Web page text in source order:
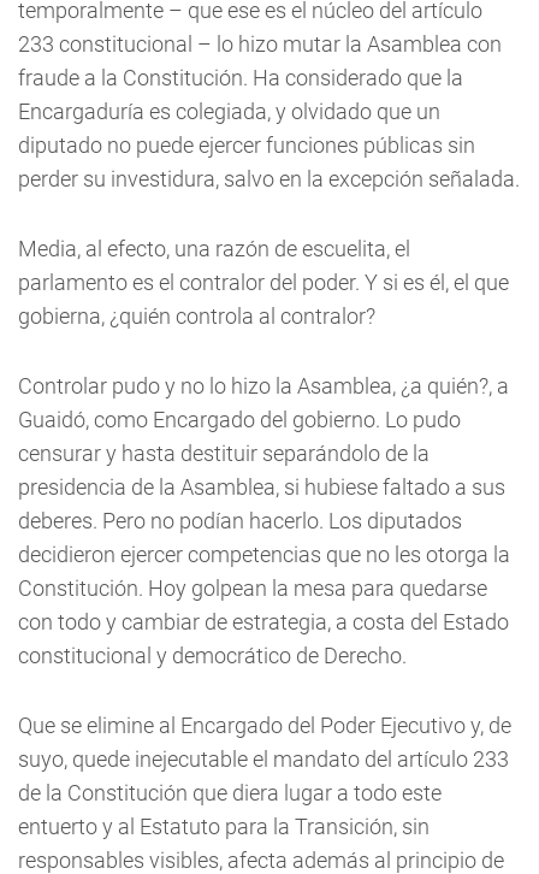
temporalmente – que ese es el núcleo del artículo
233 constitucional – lo hizo mutar la Asamblea con
fraude a la Constitución. Ha considerado que la
Encargaduría es colegiada, y olvidado que un
diputado no puede ejercer funciones públicas sin
perder su investidura, salvo en la excepción señalada.
Media, al efecto, una razón de escuelita, el
parlamento es el contralor del poder. Y si es él, el que
gobierna, ¿quién controla al contralor?
Controlar pudo y no lo hizo la Asamblea, ¿a quién?, a
Guaidó, como Encargado del gobierno. Lo pudo
censurar y hasta destituir separándolo de la
presidencia de la Asamblea, si hubiese faltado a sus
deberes. Pero no podían hacerlo. Los diputados
decidieron ejercer competencias que no les otorga la
Constitución. Hoy golpean la mesa para quedarse
con todo y cambiar de estrategia, a costa del Estado
constitucional y democrático de Derecho.
Que se elimine al Encargado del Poder Ejecutivo y, de
suyo, quede inejecutable el mandato del artículo 233
de la Constitución que diera lugar a todo este
entuerto y al Estatuto para la Transición, sin
responsables visibles, afecta además al principio de